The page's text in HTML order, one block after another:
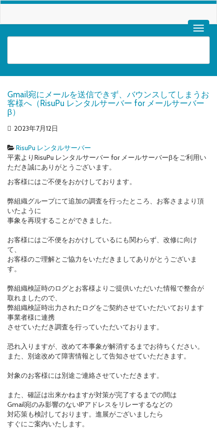
Gmail宛にメールを送信できず、バウンスしてしまうお
客様へ（RisuPu レンタルサーバー for メールサーバー
β）
2023年7月12日
RisuPu レンタルサーバー
平素よりRisuPu レンタルサーバー for メールサーバーβをご利用い
ただき誠にありがとうございます。
お客様にはご不便をおかけしております。
弊組織グループにて追加の調査を行ったところ、お客さまより頂
いたように
事象を再現することができました。
お客様にはご不便をおかけしているにも関わらず、改修に向け
て、
お客様のご理解とご協力をいただきましてありがとうございま
す。
弊組織検証時のログとお客様よりご提供いただいた情報で整合が
取れましたので、
弊組織検証時出力されたログをご契約させていただいております
事業者様に連携
させていただき調査を行っていただいております。
恐れ入りますが、改めて本事象が解消するまでお待ちください。
また、別途改めて障害情報として告知させていただきます。
対象のお客様には別途ご連絡させていただきます。
また、確証は出来かねますが対策が完了するまでの間は
Gmail宛のみ影響のないIPアドレスをリレーするなどの
対応策も検討しております。進展がございましたら
すぐにご案内いたします。